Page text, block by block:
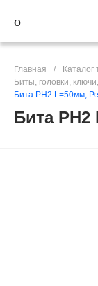
Главная / Каталог
Биты, головки,
Бита PH2 L=50мм,
Бита